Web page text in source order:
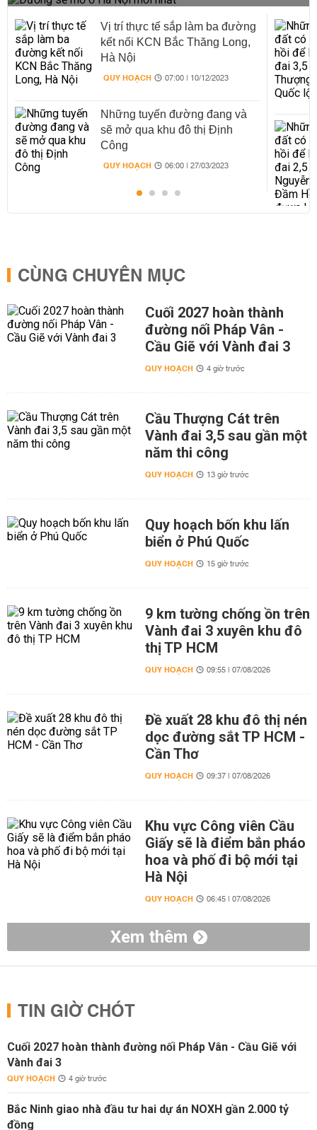
Vị trí thực tế sắp làm ba đường
kết nối KCN Bắc Thăng Long,
Hà Nội
QUY HOẠCH 07:00 | 10/12/2023
Những tuyến đường đang và
sẽ mở qua khu đô thị Định
Công
QUY HOẠCH 06:00 | 27/03/2023
CÙNG CHUYÊN MỤC
Cuối 2027 hoàn thành
đường nối Pháp Vân -
Cầu Giẽ với Vành đai 3
QUY HOẠCH 4 giờ trước
Cầu Thượng Cát trên
Vành đai 3,5 sau gần một
năm thi công
QUY HOẠCH 13 giờ trước
Quy hoạch bốn khu lấn
biển ở Phú Quốc
QUY HOẠCH 15 giờ trước
9 km tường chống ồn trên
Vành đai 3 xuyên khu đô
thị TP HCM
QUY HOẠCH 09:55 | 07/08/2026
Đề xuất 28 khu đô thị nén
dọc đường sắt TP HCM -
Cần Thơ
QUY HOẠCH 09:37 | 07/08/2026
Khu vực Công viên Cầu
Giấy sẽ là điểm bắn pháo
hoa và phố đi bộ mới tại
Hà Nội
QUY HOẠCH 06:45 | 07/08/2026
Xem thêm
TIN GIỜ CHÓT
Cuối 2027 hoàn thành đường nối Pháp Vân - Cầu Giẽ với
Vành đai 3
QUY HOẠCH 4 giờ trước
Bắc Ninh giao nhà đầu tư hai dự án NOXH gần 2.000 tỷ
đồng